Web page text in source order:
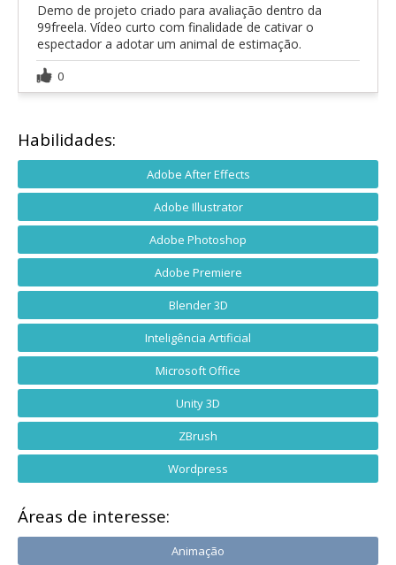
Demo de projeto criado para avaliação dentro da
99freela. Vídeo curto com finalidade de cativar o
espectador a adotar um animal de estimação.
0
Habilidades:
Adobe After Effects
Adobe Illustrator
Adobe Photoshop
Adobe Premiere
Blender 3D
Inteligência Artificial
Microsoft Office
Unity 3D
ZBrush
Wordpress
Áreas de interesse:
Animação